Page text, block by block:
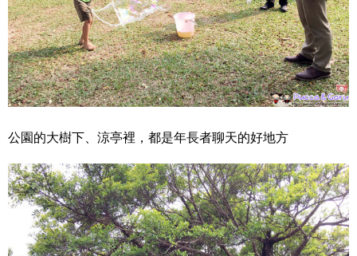
公園的大樹下、涼亭裡，都是年長者聊天的好地方